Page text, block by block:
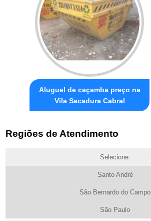
Aluguel de caçamba preço na
Vila Sacadura Cabral
Regiões de Atendimento
Selecione:
Santo André
São Bernardo do Campo
São Paulo